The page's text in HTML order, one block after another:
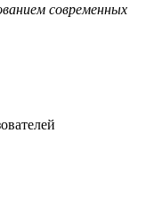
современных